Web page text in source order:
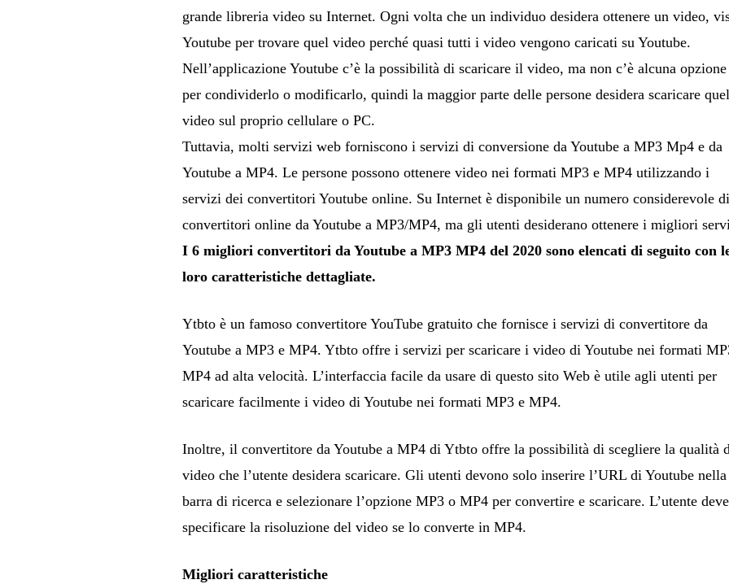
grande libreria video su Internet. Ogni volta che un individuo desidera ottenere un video,
Youtube per trovare quel video perché quasi tutti i video vengono caricati su Youtube.
Nell’applicazione Youtube c’è la possibilità di scaricare il video, ma non c’è alcuna opzione
per condividerlo o modificarlo, quindi la maggior parte delle persone desidera scaricare quel
video sul proprio cellulare o PC.
Tuttavia, molti servizi web forniscono i servizi di conversione da Youtube a MP3 Mp4 e da
Youtube a MP4. Le persone possono ottenere video nei formati MP3 e MP4 utilizzando i
servizi dei convertitori Youtube online. Su Internet è disponibile un numero considerevole di
convertitori online da Youtube a MP3/MP4, ma gli utenti desiderano ottenere i migliori
I 6 migliori convertitori da Youtube a MP3 MP4 del 2020 sono elencati di seguito con
loro caratteristiche dettagliate.
Ytbto è un famoso convertitore YouTube gratuito che fornisce i servizi di convertitore da
Youtube a MP3 e MP4. Ytbto offre i servizi per scaricare i video di Youtube nei formati
MP4 ad alta velocità. L’interfaccia facile da usare di questo sito Web è utile agli utenti per
scaricare facilmente i video di Youtube nei formati MP3 e MP4.
Inoltre, il convertitore da Youtube a MP4 di Ytbto offre la possibilità di scegliere la qualità
video che l’utente desidera scaricare. Gli utenti devono solo inserire l’URL di Youtube nella
barra di ricerca e selezionare l’opzione MP3 o MP4 per convertire e scaricare. L’utente deve
specificare la risoluzione del video se lo converte in MP4.
Migliori caratteristiche